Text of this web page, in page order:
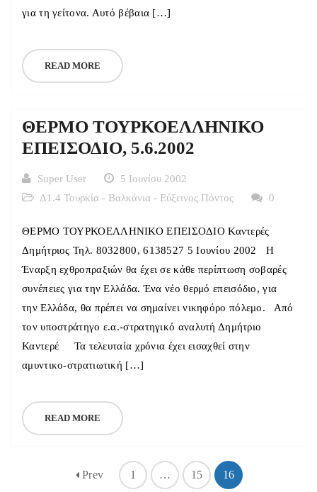
για τη γείτονα. Αυτό βέβαια […]
READ MORE
ΘΕΡΜΟ ΤΟΥΡΚΟΕΛΛΗΝΙΚΟ
ΕΠΕΙΣΟΔΙΟ, 5.6.2002
Super User
5 Ιουνίου 2002
Δ1.4 Τουρκία - Βαλκάνια - Εύξεινος Πόντος
0
ΘΕΡΜΟ ΤΟΥΡΚΟΕΛΛΗΝΙΚΟ ΕΠΕΙΣΟΔΙΟ Καντερές
Δημήτριος Τηλ. 8032800, 6138527 5 Ιουνίου 2002 Η
Έναρξη εχθροπραξιών θα έχει σε κάθε περίπτωση σοβαρές
συνέπειες για την Ελλάδα. Ένα νέο θερμό επεισόδιο, για
την Ελλάδα, θα πρέπει να σημαίνει νικηφόρο πόλεμο. Από
τον υποστράτηγο ε.α.-στρατηγικό αναλυτή Δημήτριο
Καντερέ Τα τελευταία χρόνια έχει εισαχθεί στην
αμυντικο-στρατιωτική […]
READ MORE
Prev 1 … 15 16